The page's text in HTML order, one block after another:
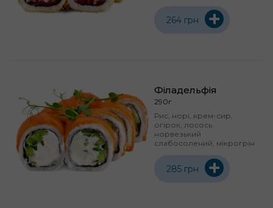
264 грн +
Філадельфія
290г
Рис, норі, крем-сир,
огірок, лосось
норвезький
слабосолений, мікрогрін
285 грн +